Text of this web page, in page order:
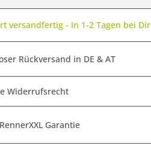
versandfertig - In 1-2 Tagen bei Dir
Rückversand in DE & AT
Widerrufsrecht
Garantie